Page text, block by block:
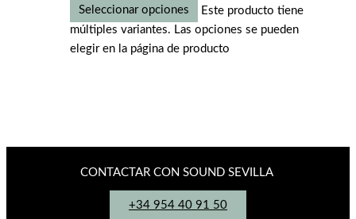
Seleccionar opciones
Este producto tiene
múltiples variantes. Las opciones se pueden
elegir en la página de producto
CONTACTAR CON SOUND SEVILLA
+34 954 40 91 50